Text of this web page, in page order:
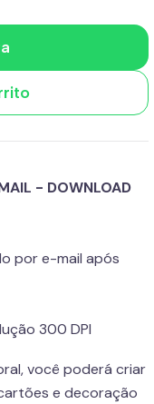
- DOWNLOAD
por e-mail após
300 DPI
você poderá criar
e decoração